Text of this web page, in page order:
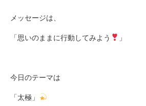
メッセージは、
「思いのままに行動してみよう 」
今日のテーマは
「太極」